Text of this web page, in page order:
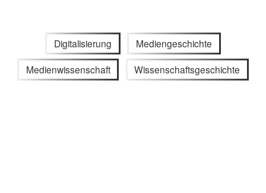
Digitalisierung Mediengeschichte
Medienwissenschaft Wissenschaftsgeschichte